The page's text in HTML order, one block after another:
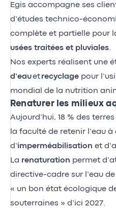
Egis accompagne ses
d’études technico-
complète et partielle pour
usées traitées et pluviales.
Nos experts réalisent une
d’eauet recyclage pour
mondial de la nutrition
Renaturer les milieux
Aujourd’hui, 18 % des
la faculté de retenir l’eau
d’imperméabilisation et
La renaturation permet
directive-cadre sur l’eau
« un bon état écologique
souterraines » d’ici 2027.